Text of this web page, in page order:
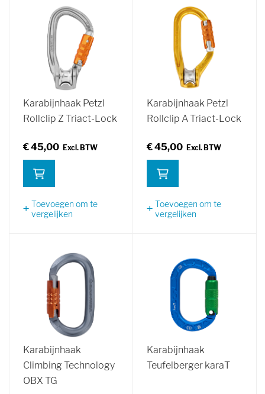
Karabijnhaak Petzl
Rollclip Z Triact-Lock
€ 45,00
Toevoegen om te
vergelijken
Karabijnhaak Petzl
Rollclip A Triact-Lock
€ 45,00
Toevoegen om te
vergelijken
Karabijnhaak
Climbing Technology
OBX TG
Karabijnhaak
Teufelberger karaT